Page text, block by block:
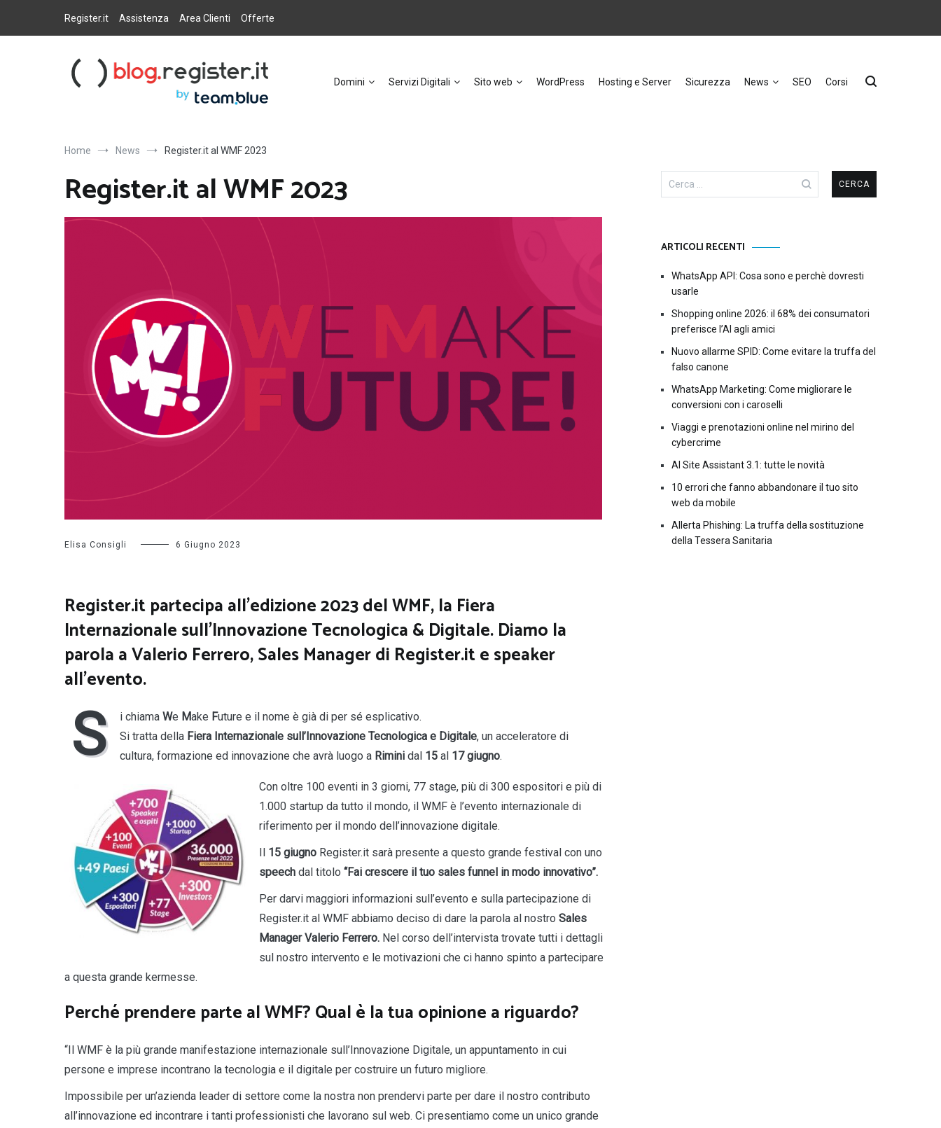
contenuto
Register.it Assistenza Area Clienti Offerte
Domini Servizi Digitali Sito web WordPress Hosting e Server Sicurezza News SEO Corsi
Home News Register.it al WMF 2023
Register.it al WMF 2023
Elisa Consigli 6 Giugno 2023
Register.it partecipa all’edizione 2023 del WMF, la Fiera
Internazionale sull’Innovazione Tecnologica & Digitale. Diamo la
parola a Valerio Ferrero, Sales Manager di Register.it e speaker
all’evento.
S i chiama We Make Future e il nome è già di per sé esplicativo.
Si tratta della Fiera Internazionale sull’Innovazione Tecnologica e Digitale, un acceleratore di
cultura, formazione ed innovazione che avrà luogo a Rimini dal 15 al 17 giugno.
Con oltre 100 eventi in 3 giorni, 77 stage, più di 300 espositori e più di
1.000 startup da tutto il mondo, il WMF è l’evento internazionale di
riferimento per il mondo dell’innovazione digitale.
Il 15 giugno Register.it sarà presente a questo grande festival con uno
speech dal titolo “Fai crescere il tuo sales funnel in modo innovativo”.
Per darvi maggiori informazioni sull’evento e sulla partecipazione di
Register.it al WMF abbiamo deciso di dare la parola al nostro Sales
Manager Valerio Ferrero. Nel corso dell’intervista trovate tutti i dettagli
sul nostro intervento e le motivazioni che ci hanno spinto a partecipare
a questa grande kermesse.
Perché prendere parte al WMF? Qual è la tua opinione a riguardo?
“Il WMF è la più grande manifestazione internazionale sull’Innovazione Digitale, un appuntamento in cui
persone e imprese incontrano la tecnologia e il digitale per costruire un futuro migliore.
Impossibile per un’azienda leader di settore come la nostra non prendervi parte per dare il nostro contributo
all’innovazione ed incontrare i tanti professionisti che lavorano sul web. Ci presentiamo come un unico grande
Ricerca
per:
ARTICOLI RECENTI
WhatsApp API: Cosa sono e perchè dovresti
usarle
Shopping online 2026: il 68% dei consumatori
preferisce l’AI agli amici
Nuovo allarme SPID: Come evitare la truffa del
falso canone
WhatsApp Marketing: Come migliorare le
conversioni con i caroselli
Viaggi e prenotazioni online nel mirino del
cybercrime
AI Site Assistant 3.1: tutte le novità
10 errori che fanno abbandonare il tuo sito
web da mobile
Allerta Phishing: La truffa della sostituzione
della Tessera Sanitaria